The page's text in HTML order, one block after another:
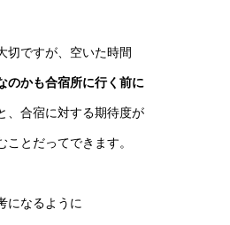
切ですが、空いた時間
のかも合宿所に行く前に
、合宿に対する期待度が
ことだってできます。
になるように